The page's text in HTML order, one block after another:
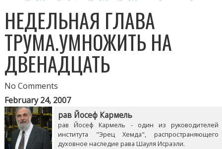
НЕДЕЛЬНАЯ ГЛАВА
ТРУМА.УМНОЖИТЬ НА
ДВЕНАДЦАТЬ
No Comments
February 24, 2007
рав Йосеф Кармель
рав Йосеф Кармель - один из руководителей
института "Эрец Хемда", распространяющего
духовное наследие рава Шауля Исраэли.